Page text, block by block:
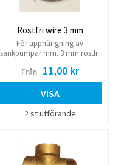
Rostfri wire 3 mm
För upphängning av
sänkpumpar mm. 3 mm rostfri
Från
11,00 kr
VISA
2 st utförande